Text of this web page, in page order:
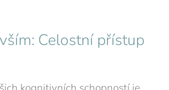
Celostní přístup